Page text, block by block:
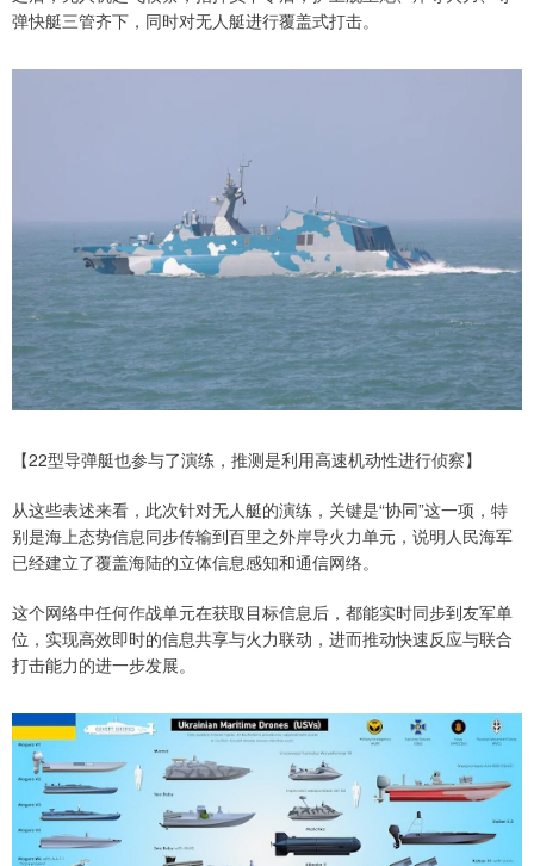
弹快艇三管齐下，同时对无人艇进行覆盖式打击。
【22型导弹艇也参与了演练，推测是利用高速机动性进行侦察】
从这些表述来看，此次针对无人艇的演练，关键是“协同”这一项，特
别是海上态势信息同步传输到百里之外岸导火力单元，说明人民海军
已经建立了覆盖海陆的立体信息感知和通信网络。
这个网络中任何作战单元在获取目标信息后，都能实时同步到友军单
位，实现高效即时的信息共享与火力联动，进而推动快速反应与联合
打击能力的进一步发展。